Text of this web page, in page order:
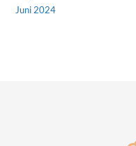
Juni 2024